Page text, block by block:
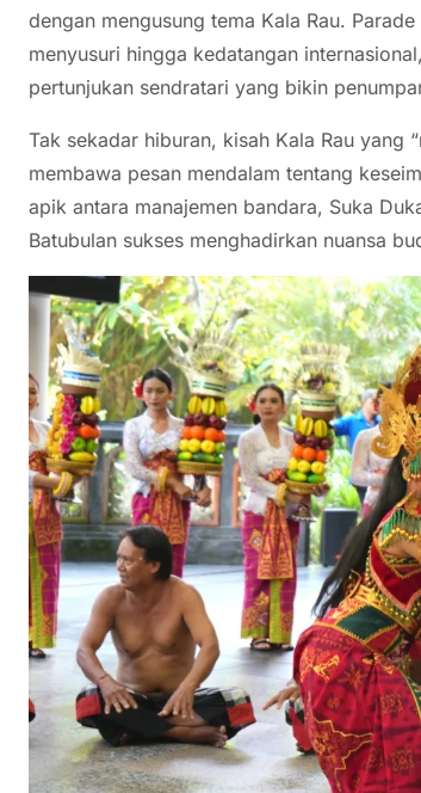
dengan mengusung tema Kala Rau.
menyusuri hingga kedatangan
pertunjukan sendratari yang bikin
Tak sekadar hiburan, kisah Kala Rau yang
membawa pesan mendalam tentang
apik antara manajemen bandara, Suka
Batubulan sukses menghadirkan nuansa